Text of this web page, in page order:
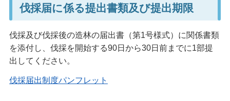
伐採届に係る提出書類及び提出期限
伐採及び伐採後の造林の届出書（第1号様式）に関係書類
を添付し、伐採を開始する90日から30日前までに1部提
出してください。
伐採届出制度パンフレット